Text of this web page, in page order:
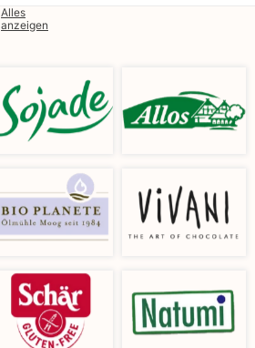
Alles
anzeigen